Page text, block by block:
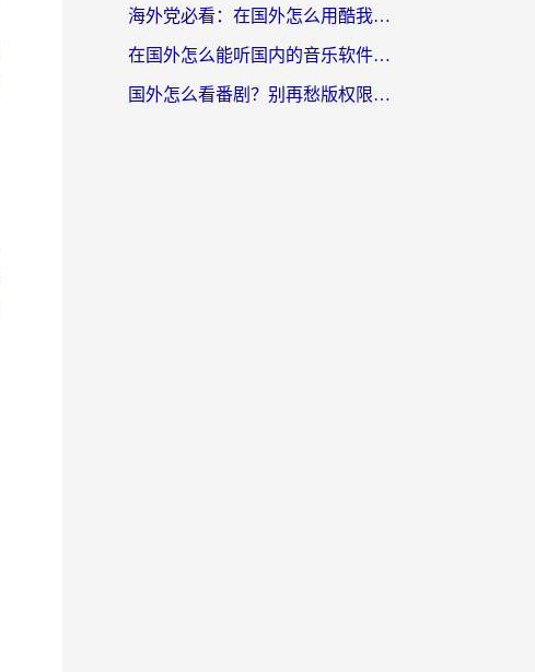
海外党必看：在国外怎么用酷我音乐听音乐？告别“地区不支持”的实用指南
在国外怎么能听国内的音乐软件？别让版权限制断了你的“中文歌单”
国外怎么看番剧？别再愁版权限制！一个工具解决所有回国追剧难题